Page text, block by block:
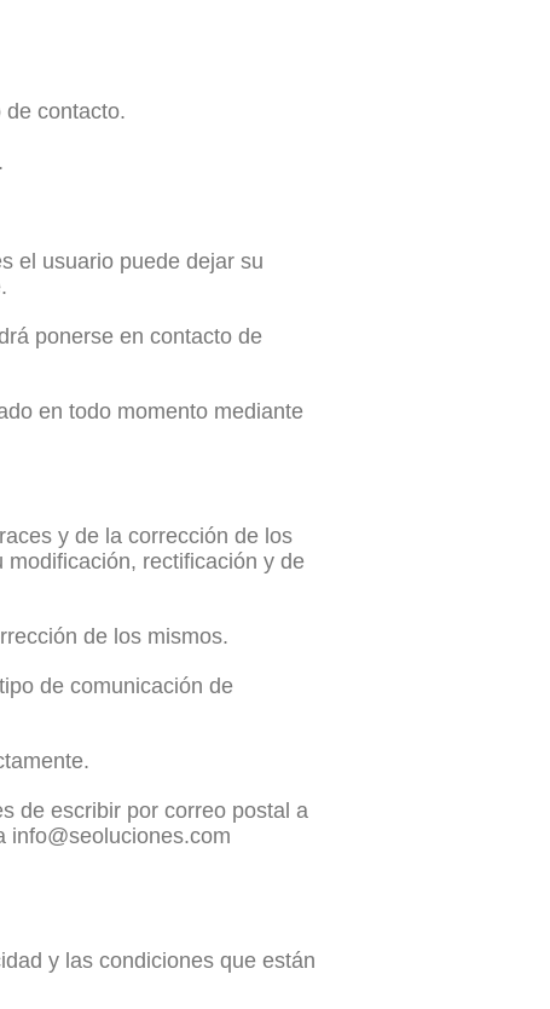
contacto.
el usuario puede dejar su
ponerse en contacto de
en todo momento mediante
y de la corrección de los
rectificación y de
de los mismos.
de comunicación de
de escribir por correo postal a
info@seoluciones.com
y las condiciones que están